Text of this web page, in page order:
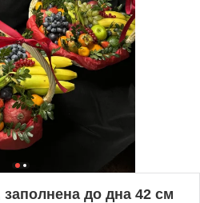
до дна 42 см